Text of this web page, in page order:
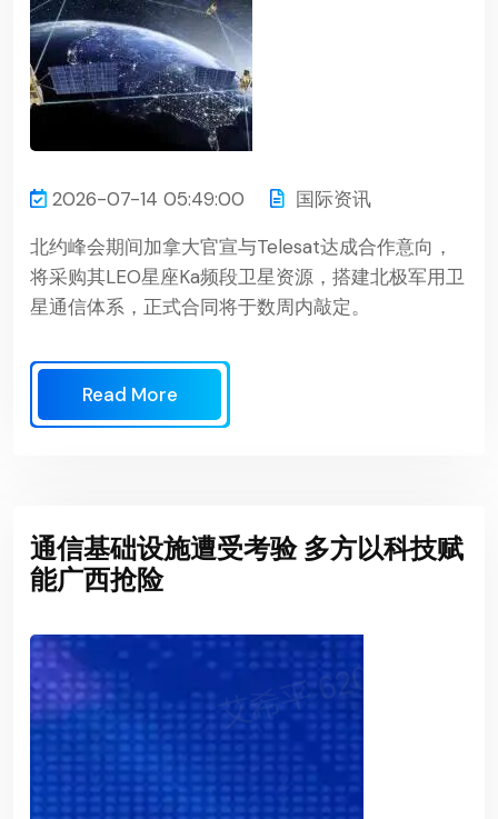
2026-07-14 05:49:00
国际资讯
北约峰会期间加拿大官宣与Telesat达成合作意向，
将采购其LEO星座Ka频段卫星资源，搭建北极军用卫
星通信体系，正式合同将于数周内敲定。
Read More
通信基础设施遭受考验 多方以科技赋
能广西抢险